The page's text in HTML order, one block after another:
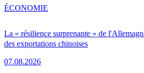
La « résilience surprenante » de
des exportations chinoises
07.08.2026
ÉCONOMIE